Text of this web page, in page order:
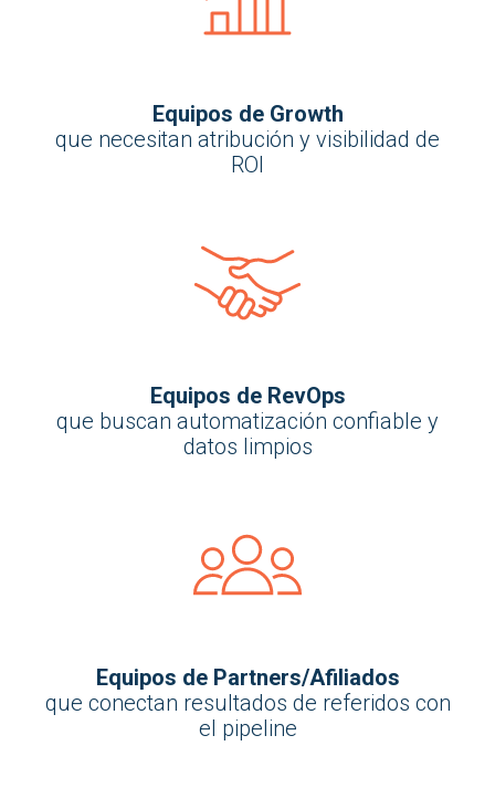
Equipos de Growth
que necesitan atribución y visibilidad de
ROI
Equipos de RevOps
que buscan automatización confiable y
datos limpios
Equipos de Partners/Afiliados
que conectan resultados de referidos con
el pipeline